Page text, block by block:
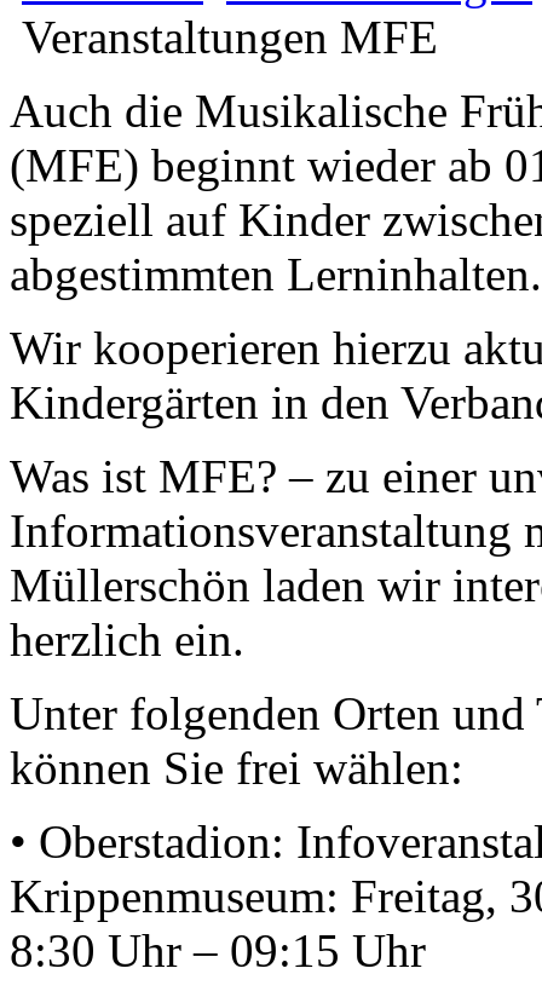
Veranstaltungen MFE
Auch die Musikalische
(MFE) beginnt wieder ab
speziell auf Kinder
abgestimmten Lerninhalten.
Wir kooperieren hierzu
Kindergärten in den
Was ist MFE? – zu einer
Informationsveranstaltung
Müllerschön laden wir
herzlich ein.
Unter folgenden Orten und
können Sie frei wählen:
• Oberstadion:
Krippenmuseum: Freitag,
8:30 Uhr – 09:15 Uhr